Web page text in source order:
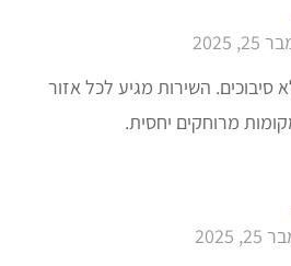
השירות מגיע לכל אזור
מרוחקים יחסית.